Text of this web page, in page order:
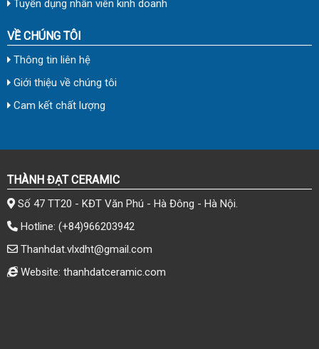
Tuyển dụng nhân viên kinh doanh
VỀ CHÚNG TÔI
Thông tin liên hệ
Giới thiệu về chúng tôi
Cam kết chất lượng
THÀNH ĐẠT CERAMIC
Số 47 TT20 - KĐT Văn Phú - Hà Đông - Hà Nội.
Hotline: (+84)966203942
Thanhdat.vlxdht@gmail.com
Website: thanhdatceramic.com